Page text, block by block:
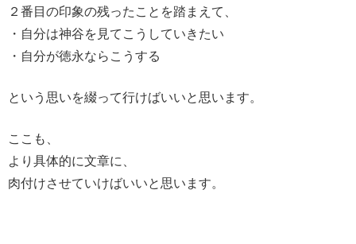
２番目の印象の残ったことを踏まえて、
・自分は神谷を見てこうしていきたい
・自分が徳永ならこうする
という思いを綴って行けばいいと思います。
ここも、
より具体的に文章に、
肉付けさせていけばいいと思います。